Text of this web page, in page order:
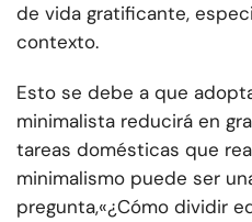
de vida gratificante,
contexto.
Esto se debe a que
minimalista reducirá en
tareas domésticas que
minimalismo puede ser
pregunta,«¿Cómo dividir